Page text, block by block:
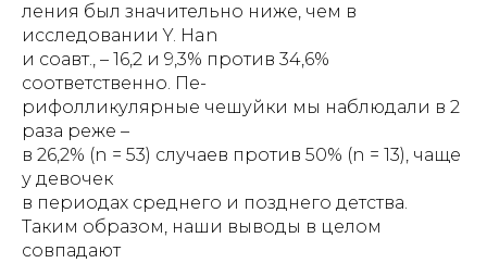
ления был значительно ниже, чем в
исследовании Y. Han
и соавт., – 16,2 и 9,3% против 34,6%
соответственно. Пе-
рифолликулярные чешуйки мы наблюдали в 2
раза реже –
в 26,2% (n = 53) случаев против 50% (n = 13), чаще
у девочек
в периодах среднего и позднего детства.
Таким образом, наши выводы в целом
совпадают